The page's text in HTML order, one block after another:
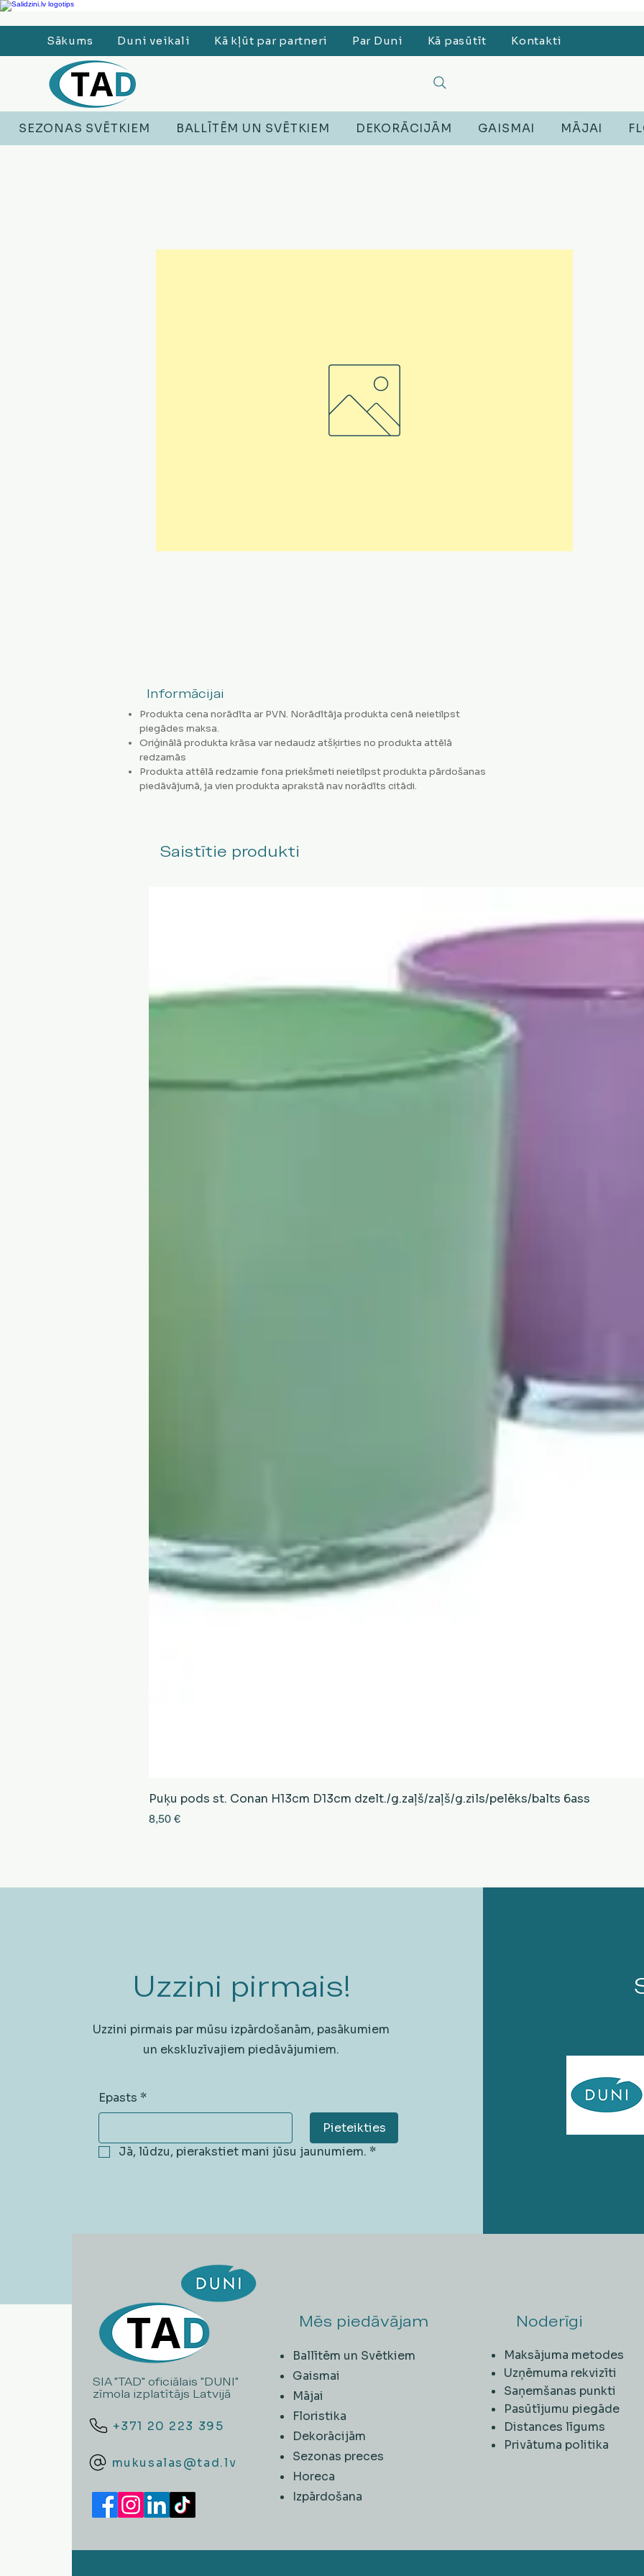
Ledusskapji, Sadzīves tehnika, Smaržas, Operatīvā atmiņa, Putekļu sūcēji, Lego, Austiņas
Sākums Duni veikali Kā kļūt par partneri Par Duni Kā pasūtīt Kontakti
SEZONAS SVĒTKIEM BALLĪTĒM UN SVĒTKIEM DEKORĀCIJĀM GAISMAI MĀJAI
Informācijai
Produkta cena norādīta ar PVN. Norādītāja produkta cenā neietilpst
piegādes maksa.
Oriģinālā produkta krāsa var nedaudz atšķirties no produkta attēlā
redzamās
Produkta attēlā redzamie fona priekšmeti neietilpst produkta pārdošanas
piedāvājumā, ja vien produkta aprakstā nav norādīts citādi.
Saistītie produkti
Ātrais skats
Puķu pods st. Conan H13cm D13cm dzelt./g.zaļš/zaļš/g.zils/pelēks/balts 6ass
Cena
8,50 €
Uzzini pirmais!
Uzzini pirmais par mūsu izpārdošanām, pasākumiem
un ekskluzīvajiem piedāvājumiem.
Epasts *
Pieteikties
Jā, lūdzu, pierakstiet mani jūsu jaunumiem. *
SIA "TAD" oficiālais "DUNI"
zīmola izplatītājs Latvijā
+371 20 223 395
mukusalas@tad.lv
Mēs piedāvājam
Ballītēm un Svētkiem
Gaismai
Mājai
Floristika
Dekorācijām
Sezonas preces
Horeca
​Izpārdošana
Noderīgi
Maksājuma metodes
Uzņēmuma rekvizīti
Saņemšanas punkti
Pasūtījumu piegāde
Distances līgums
Privātuma politika